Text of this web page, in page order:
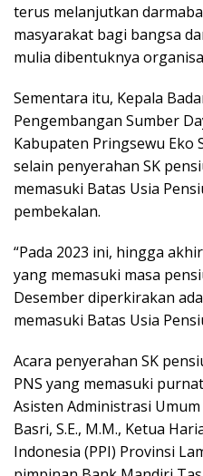
terus melanjutkan
masyarakat bagi bangsa
mulia dibentuknya
Sementara itu, Kepala
Pengembangan Sumber
Kabupaten Pringsewu Eko
selain penyerahan SK
memasuki Batas Usia
pembekalan.
“Pada 2023 ini, hingga
yang memasuki masa
Desember diperkirakan
memasuki Batas Usia
Acara penyerahan SK
PNS yang memasuki
Asisten Administrasi
Basri, S.E., M.M., Ketua
Indonesia (PPI) Provinsi